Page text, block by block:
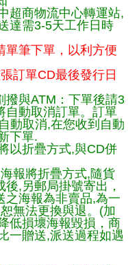
超商物流中心轉運站,
達需3-5天工作日時
單筆下單，以利方便
訂單CD最後發行日
撥與ATM：下單後請3
自動取消訂單。訂單
動取消,在您收到自動
下單.
以折疊方式,與CD併
報將折疊方式,隨貨
,另郵局掛號寄出，
之海報為非賣品,為一
無法更換與退。(加
低損壞海報毀損，商
一贈送,派送過程如遇